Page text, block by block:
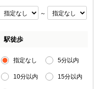
～
駅徒歩
指定なし 5分以内
10分以内 15分以内